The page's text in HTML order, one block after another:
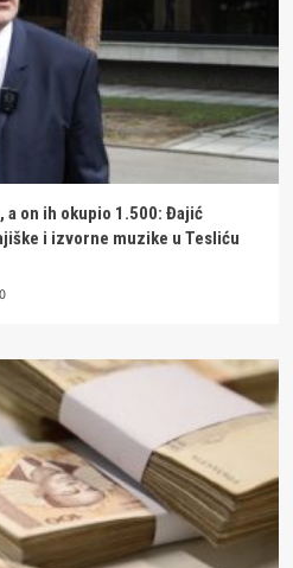
a on ih okupio 1.500: Đajić
i izvorne muzike u Tesliću
0